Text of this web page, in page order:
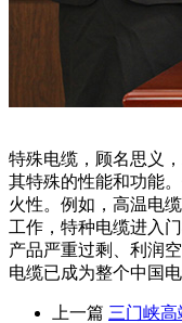
特殊电缆，顾名思义
其特殊的性能和功能
火性。例如，高温电
工作，特种电缆进入
产品严重过剩、利润
电缆已成为整个中国
上一篇 三门峡